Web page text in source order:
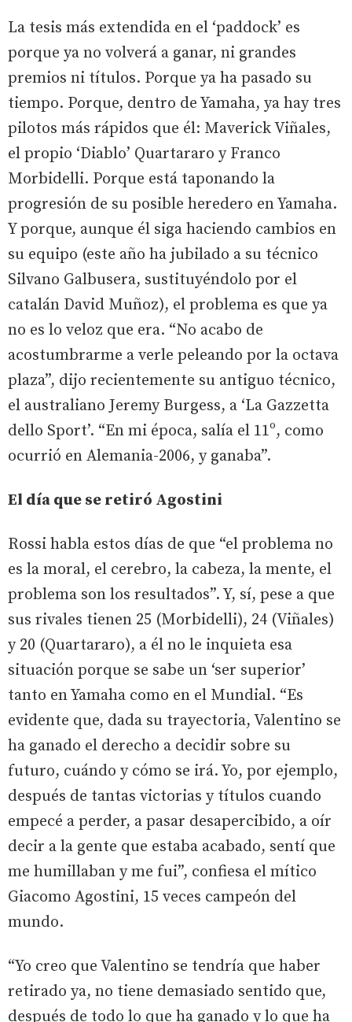
La tesis más extendida en el ‘paddock’ es
porque ya no volverá a ganar, ni grandes
premios ni títulos. Porque ya ha pasado su
tiempo. Porque, dentro de Yamaha, ya hay tres
pilotos más rápidos que él: Maverick Viñales,
el propio ‘Diablo’ Quartararo y Franco
Morbidelli. Porque está taponando la
progresión de su posible heredero en Yamaha.
Y porque, aunque él siga haciendo cambios en
su equipo (este año ha jubilado a su técnico
Silvano Galbusera, sustituyéndolo por el
catalán David Muñoz), el problema es que ya
no es lo veloz que era. “No acabo de
acostumbrarme a verle peleando por la octava
plaza”, dijo recientemente su antiguo técnico,
el australiano Jeremy Burgess, a ‘La Gazzetta
dello Sport’. “En mi época, salía el 11º, como
ocurrió en Alemania-2006, y ganaba”.
El día que se retiró Agostini
Rossi habla estos días de que “el problema no
es la moral, el cerebro, la cabeza, la mente, el
problema son los resultados”. Y, sí, pese a que
sus rivales tienen 25 (Morbidelli), 24 (Viñales)
y 20 (Quartararo), a él no le inquieta esa
situación porque se sabe un ‘ser superior’
tanto en Yamaha como en el Mundial. “Es
evidente que, dada su trayectoria, Valentino se
ha ganado el derecho a decidir sobre su
futuro, cuándo y cómo se irá. Yo, por ejemplo,
después de tantas victorias y títulos cuando
empecé a perder, a pasar desapercibido, a oír
decir a la gente que estaba acabado, sentí que
me humillaban y me fui”, confiesa el mítico
Giacomo Agostini, 15 veces campeón del
mundo.
“Yo creo que Valentino se tendría que haber
retirado ya, no tiene demasiado sentido que,
después de todo lo que ha ganado y lo que ha